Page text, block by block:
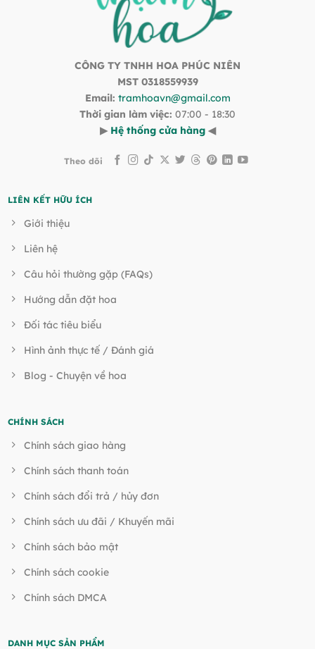
CÔNG TY TNHH HOA PHÚC NIÊN
MST 0318559939
Email: tramhoavn@gmail.com
Thời gian làm việc: 07:00 - 18:30
▶ Hệ thống cửa hàng ◀
Theo dõi
LIÊN KẾT HỮU ÍCH
Giới thiệu
Liên hệ
Câu hỏi thường gặp (FAQs)
Hướng dẫn đặt hoa
Đối tác tiêu biểu
Hình ảnh thực tế / Đánh giá
Blog - Chuyện về hoa
CHÍNH SÁCH
Chính sách giao hàng
Chính sách thanh toán
Chính sách đổi trả / hủy đơn
Chính sách ưu đãi / Khuyến mãi
Chính sách bảo mật
Chính sách cookie
Chính sách DMCA
DANH MỤC SẢN PHẨM